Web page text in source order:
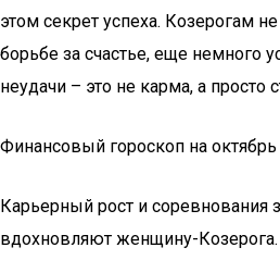
этом секрет успеха. Козерогам
борьбе за счастье, еще немного
неудачи – это не карма, а просто
Финансовый гороскоп на октябрь
Карьерный рост и соревнования
вдохновляют женщину-Козерога.